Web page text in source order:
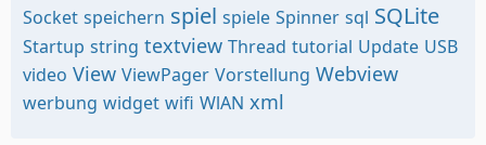
Socket speichern spiel spiele Spinner sql SQLite
Startup string textview Thread tutorial Update USB
video View ViewPager Vorstellung Webview
werbung widget wifi WlAN xml